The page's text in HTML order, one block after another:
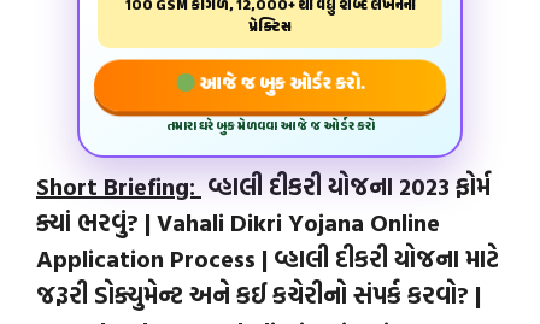
100 GSM કાગળ, 12,000+ થી વધુ શબ્દ લેખનની
પ્રેક્ટિસ
આજે જ બુક ઓર્ડર કરો.
તમારા ઘરે બુક મેળવવા આજે જ ઓર્ડર કરો
Short Briefing: વ્હાલી દીકરી યોજના 2023 ફોર્મ
ક્યાં ભરવું? | Vahali Dikri Yojana Online
Application Process | વ્હાલી દીકરી યોજના માટે
જરૂરી ડોક્યુમેન્‍ટ અને કઈ કચેરીનો સંપર્ક કરવો? |